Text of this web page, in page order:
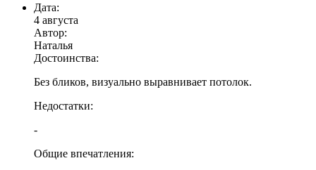
Дата:
4 августа
Автор:
Наталья
Достоинства:
Без бликов, визуально выравнивает потолок.
Недостатки:
-
Общие впечатления: